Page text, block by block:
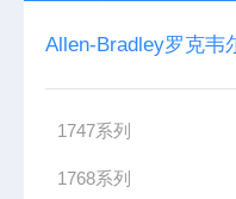
Allen-Bradley罗克韦
1747系列
1768系列